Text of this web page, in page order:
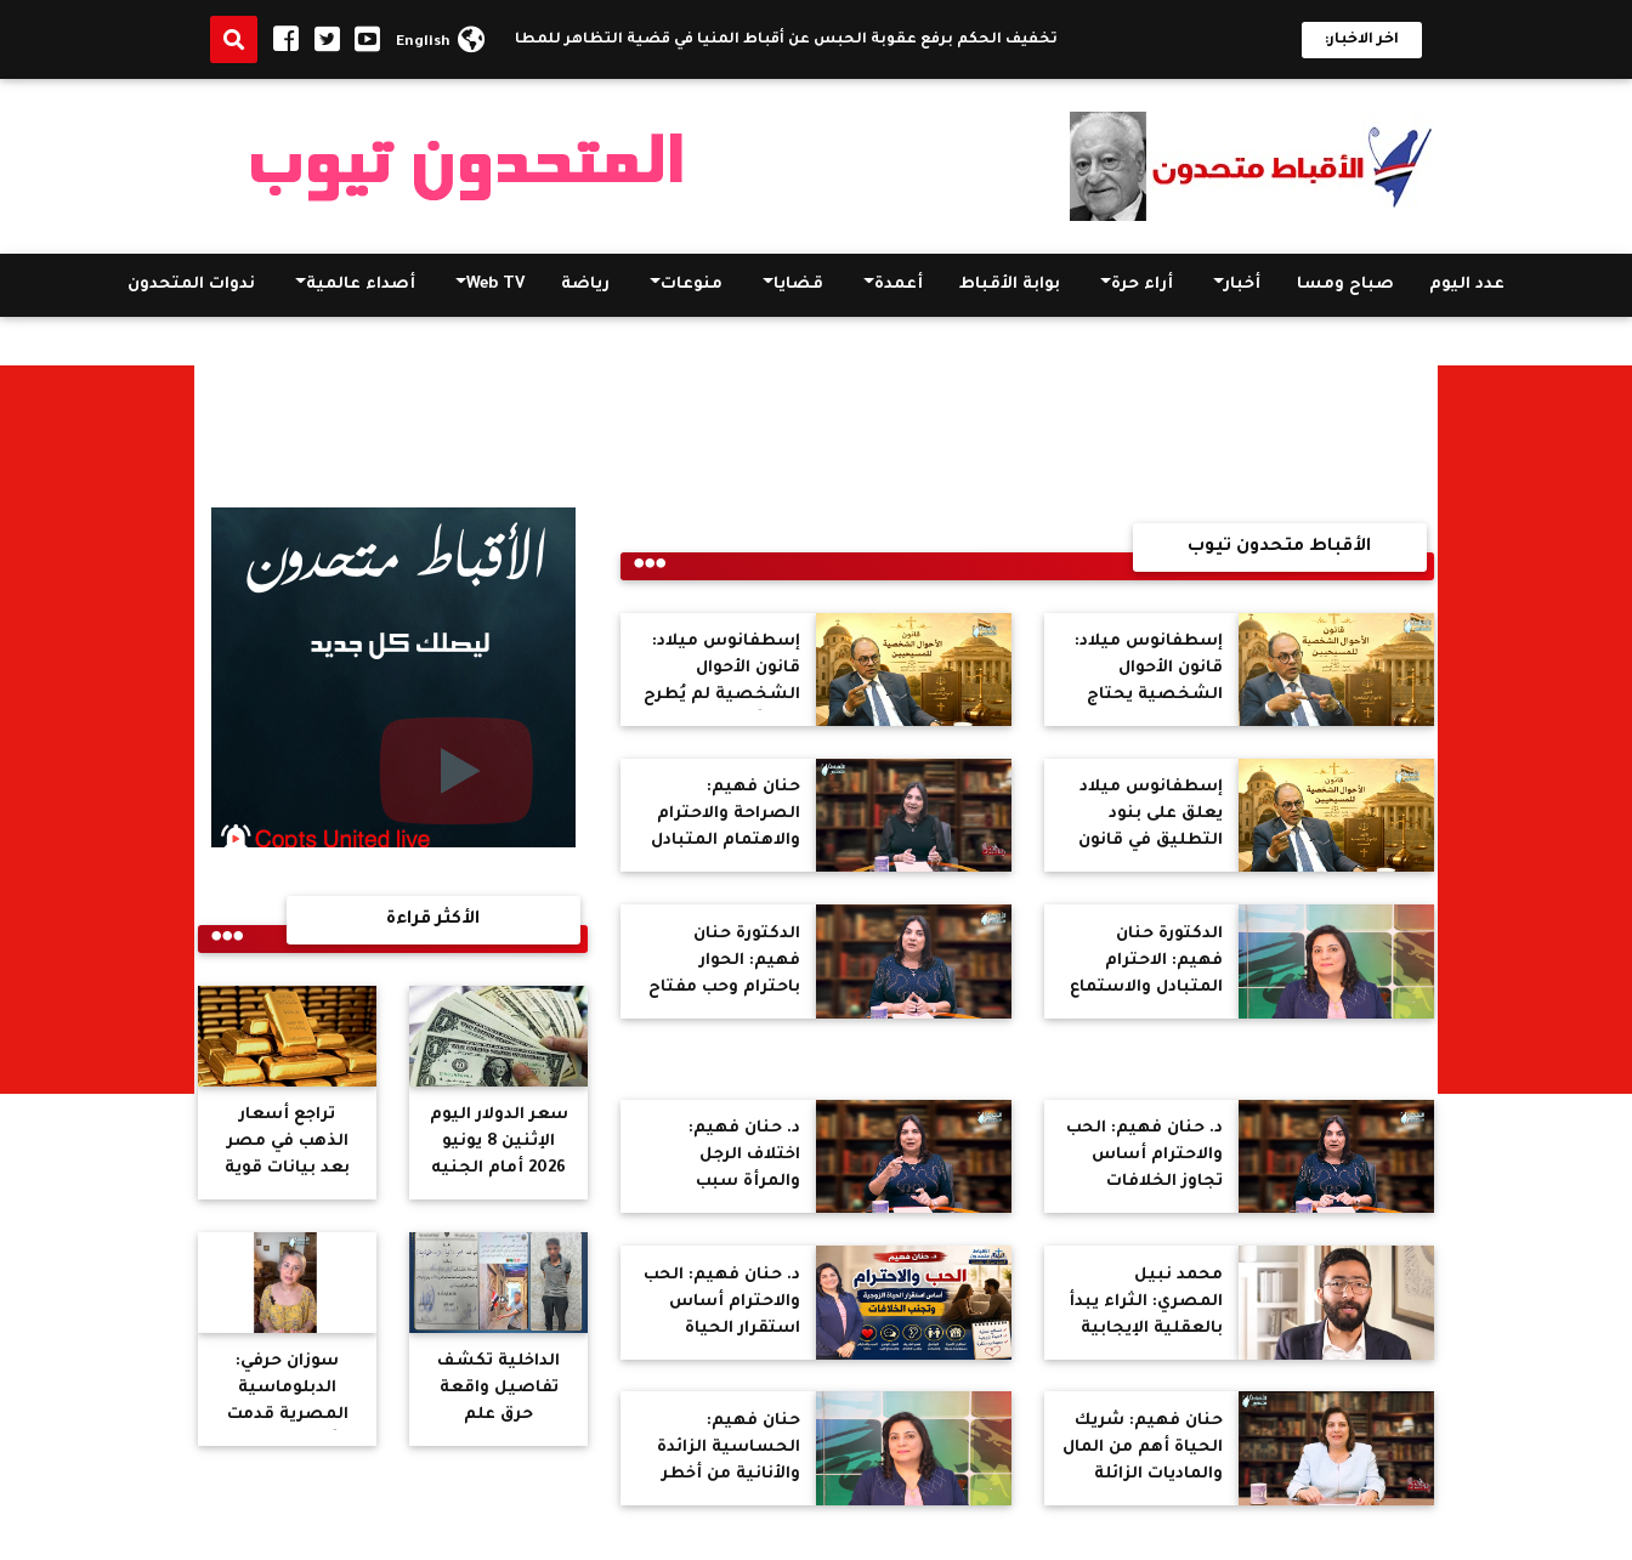
اخر الاخبار: تخفيف الحكم برفع عقوبة الحبس عن أقباط المنيا في قضية التظاهر للمطالبة بعودة ابنتهم دميانة جابر والاكتفاء بالغرامة 50 ألف جنيه
English
عدد اليوم صباح ومسا أخبار أراء حرة بوابة الأقباط أعمدة قضايا منوعات رياضة Web TV أصداء عالمية ندوات المتحدون
الأقباط متحدون تيوب
إسطفانوس ميلاد:
قانون الأحوال
الشخصية يحتاج
لضوابط واضحة في
وتغيير الديانة
والحضانة
إسطفانوس ميلاد:
قانون الأحوال
الشخصية لم يُطرح
رسميًا للنقاش
إسطفانوس ميلاد
يعلق على بنود
التطليق في قانون
الأحوال الشخصية
حنان فهيم:
الصراحة والاحترام
والاهتمام المتبادل
مفاتيح تجنب
الدكتورة حنان
فهيم: الاحترام
المتبادل والاستماع
الدكتورة حنان
فهيم: الحوار
باحترام وحب مفتاح
د. حنان فهيم: الحب
والاحترام أساس
تجاوز الخلافات
الزوجية وتجنب
د. حنان فهيم:
اختلاف الرجل
والمرأة سبب
طبيعي للخلافات
أساس الاستقرار
محمد نبيل
المصري: الثراء يبدأ
بالعقلية الإيجابية
السريعة
د. حنان فهيم: الحب
والاحترام أساس
استقرار الحياة
حنان فهيم: شريك
الحياة أهم من المال
والماديات الزائلة
حنان فهيم:
الحساسية الزائدة
والأنانية من أخطر
الأكثر قراءة
سعر الدولار اليوم
الإثنين 8 يونيو
2026 أمام الجنيه
المصري في
تراجع أسعار
الذهب في مصر
بعد بيانات قوية
لسوق العمل
الداخلية تكشف
تفاصيل واقعة
حرق علم
بالمنوفية
سوزان حرفي:
الدبلوماسية
المصرية قدمت
درسًا في التعامل